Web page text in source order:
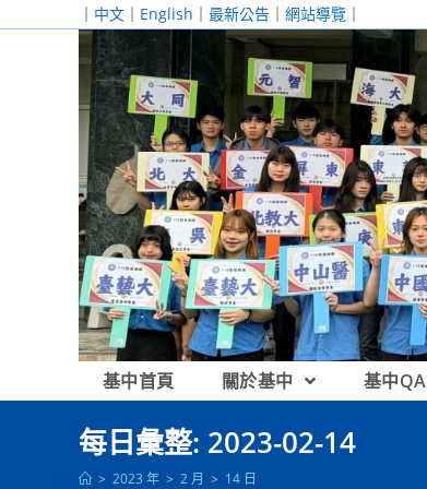
｜ 中文 ｜ English ｜ 最新公告 ｜ 網站導覽 ｜
基中首頁 關於基中 基中QA
每日彙整: 2023-02-14
> 2023 年 > 2 月 > 14 日